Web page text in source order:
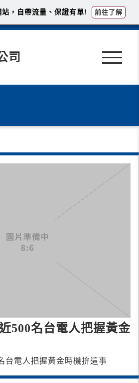
司
500名台電人把握黃金
台電人把握黃金時機拚這事
，自帶流量、保證有單! 前往了解